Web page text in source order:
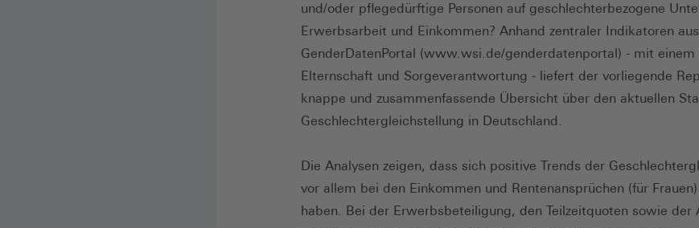
und/oder pflegedürftige Personen auf geschlechterbezogene
Erwerbsarbeit und Einkommen? Anhand zentraler Indikatoren
GenderDatenPortal (www.wsi.de/genderdatenportal) - mit einem
Elternschaft und Sorgeverantwortung - liefert der vorliegende
knappe und zusammenfassende Übersicht über den aktuellen
Geschlechtergleichstellung in Deutschland.
Die Analysen zeigen, dass sich positive Trends der
vor allem bei den Einkommen und Rentenansprüchen (für
haben. Bei der Erwerbsbeteiligung, den Teilzeitquoten sowie der